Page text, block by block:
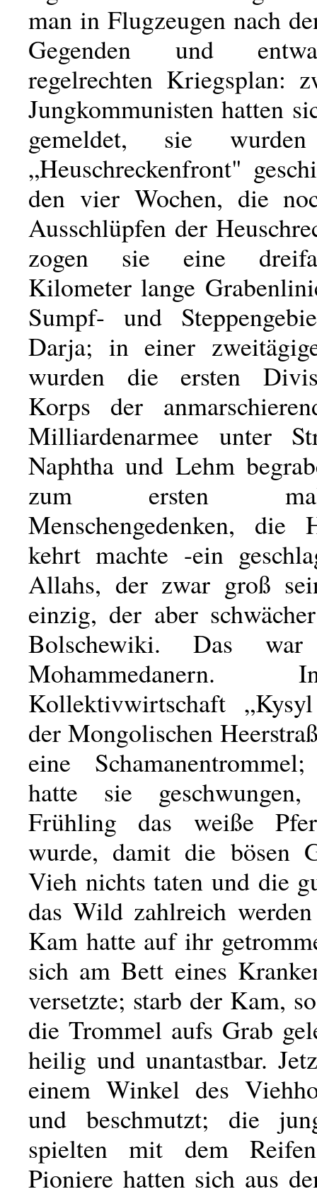
man in Flugzeugen nach
Gegenden und
regelrechten Kriegsplan:
Jungkommunisten hatten
gemeldet, sie
„Heuschreckenfront"
den vier Wochen, die
Ausschlüpfen der
zogen sie eine
Kilometer lange
Sumpf- und
Darja; in einer
wurden die ersten
Korps der
Milliardenarmee unter
Naphtha und Lehm
zum ersten
Menschengedenken, die
kehrt machte -ein
Allahs, der zwar groß
einzig, der aber
Bolschewiki. Das
Kollektivwirtschaft
der Mongolischen
eine
hatte sie
Frühling das weiße
wurde, damit die bösen
Vieh nichts taten und die
das Wild zahlreich
Kam hatte auf ihr
sich am Bett eines
versetzte; starb der Kam,
die Trommel aufs Grab
heilig und unantastbar.
einem Winkel des
und beschmutzt; die
spielten mit dem
Pioniere hatten sich aus